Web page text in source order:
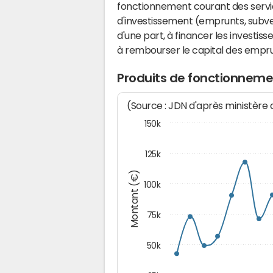
fonctionnement courant des
d'investissement (emprunts,
d'une part, à financer les
à rembourser le capital des
Produits de
Montant (€)
(Source : JDN d'après ministère
50k
75k
100k
125k
150k